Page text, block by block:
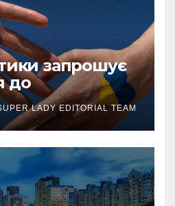
запрошує
до
LADY EDITORIAL TEAM